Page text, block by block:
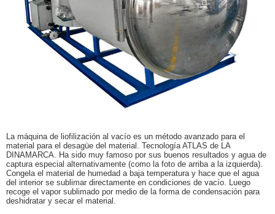
La máquina de liofilización al vacío es un método avanzado para el
material para el desagüe del material. Tecnología ATLAS de LA
DINAMARCA. Ha sido muy famoso por sus buenos resultados y agua de
captura especial alternativamente (como la foto de arriba a la izquierda).
Congela el material de humedad a baja temperatura y hace que el agua
del interior se sublimar directamente en condiciones de vacío. Luego
recoge el vapor sublimado por medio de la forma de condensación para
deshidratar y secar el material.